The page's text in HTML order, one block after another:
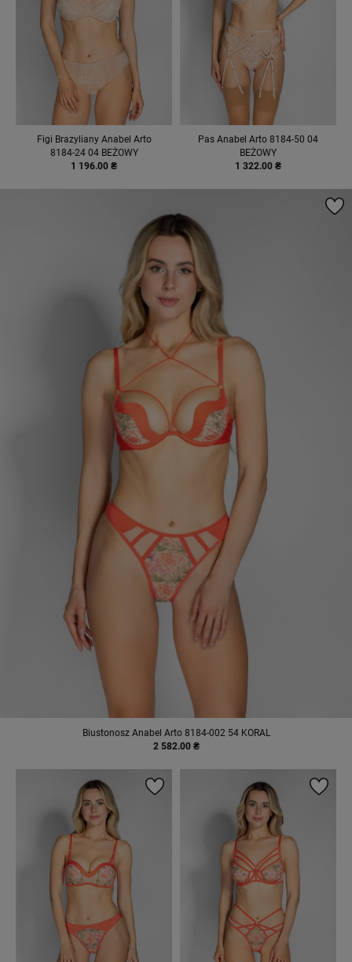
Figi Brazyliany Anabel Arto
8184-24 04 BEŻOWY
1 196.00 ₴
Pas Anabel Arto 8184-50 04
BEŻOWY
1 322.00 ₴
Biustonosz Anabel Arto 8184-002 54 KORAL
2 582.00 ₴